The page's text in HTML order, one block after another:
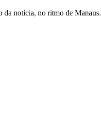
da notícia, no ritmo de Manaus.